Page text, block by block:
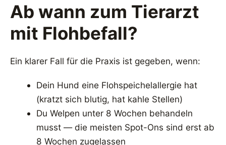
Ab wann zum Tierarzt
mit Flohbefall?
Ein klarer Fall für die Praxis ist gegeben, wenn:
Dein Hund eine Flohspeichelallergie hat
(kratzt sich blutig, hat kahle Stellen)
Du Welpen unter 8 Wochen behandeln
musst — die meisten Spot-Ons sind erst ab
8 Wochen zugelassen